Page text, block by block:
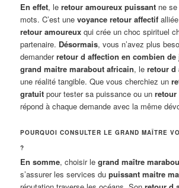
En effet, leretour amoureux puissant ne
mots. C’est unevoyance retour affectif
retour amoureux qui crée un choc spirituel
partenaire. Désormais, vous n’avez plus
demanderretour d affection en combien
grand maitre marabout africain, leretour d
une réalité tangible. Que vous cherchiez un
gratuit pour tester sa puissance ou unretour
répond à chaque demande avec la même
POURQUOI CONSULTER LE GRAND MAÎTRE
?
En somme, choisir legrand maître
s’assurer les services dupuissant maitre